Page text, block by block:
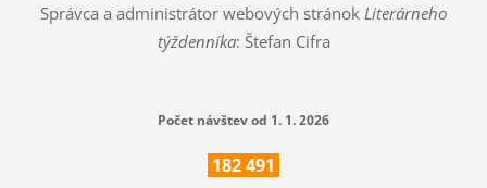
Správca a administrátor webových stránok Literárneho
týždenníka: Štefan Cifra
Počet návštev od 1. 1. 2026
182491